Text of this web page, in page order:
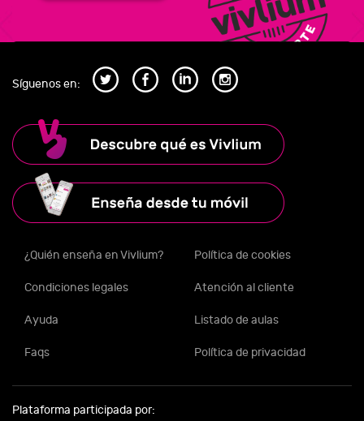
Síguenos en:
¿Quién enseña en Vivlium? Política de cookies
Condiciones legales Atención al cliente
Ayuda Listado de aulas
Faqs Política de privacidad
Plataforma participada por: